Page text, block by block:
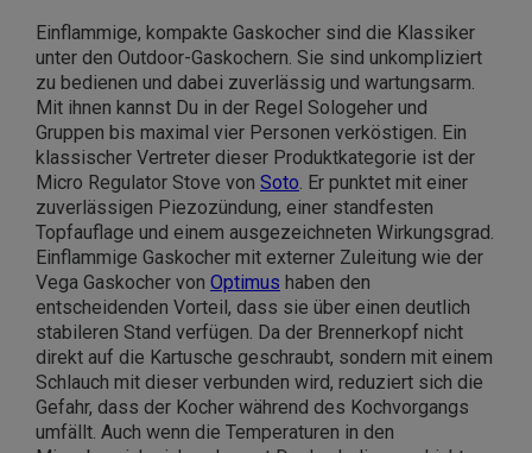
Einflammige, kompakte Gaskocher sind die Klassiker
unter den Outdoor-Gaskochern. Sie sind unkompliziert
zu bedienen und dabei zuverlässig und wartungsarm.
Mit ihnen kannst Du in der Regel Sologeher und
Gruppen bis maximal vier Personen verköstigen. Ein
klassischer Vertreter dieser Produktkategorie ist der
Micro Regulator Stove von Soto. Er punktet mit einer
zuverlässigen Piezozündung, einer standfesten
Topfauflage und einem ausgezeichneten Wirkungsgrad.
Einflammige Gaskocher mit externer Zuleitung wie der
Vega Gaskocher von Optimus haben den
entscheidenden Vorteil, dass sie über einen deutlich
stabileren Stand verfügen. Da der Brennerkopf nicht
direkt auf die Kartusche geschraubt, sondern mit einem
Schlauch mit dieser verbunden wird, reduziert sich die
Gefahr, dass der Kocher während des Kochvorgangs
umfällt. Auch wenn die Temperaturen in den